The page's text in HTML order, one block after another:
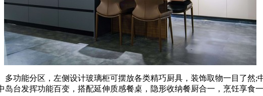
能分区，左侧设计玻璃柜可摆放各类精巧厨具，装饰取物一目了然;
台发挥功能百变，搭配延伸质感餐桌，隐形收纳餐厨合一，烹饪享食一